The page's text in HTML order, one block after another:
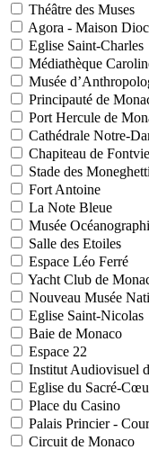
Théâtre des Muses
Agora - Maison
Eglise Saint-Charles
Médiathèque
Musée
Principauté de
Port Hercule de
Cathédrale Notre-
Chapiteau de
Stade des Moneghetti
Fort Antoine
La Note Bleue
Musée
Salle des Etoiles
Espace Léo Ferré
Yacht Club de
Nouveau Musée
Eglise Saint-Nicolas
Baie de Monaco
Espace 22
Institut Audiovisuel
Eglise du Sacré-
Place du Casino
Palais Princier -
Circuit de Monaco